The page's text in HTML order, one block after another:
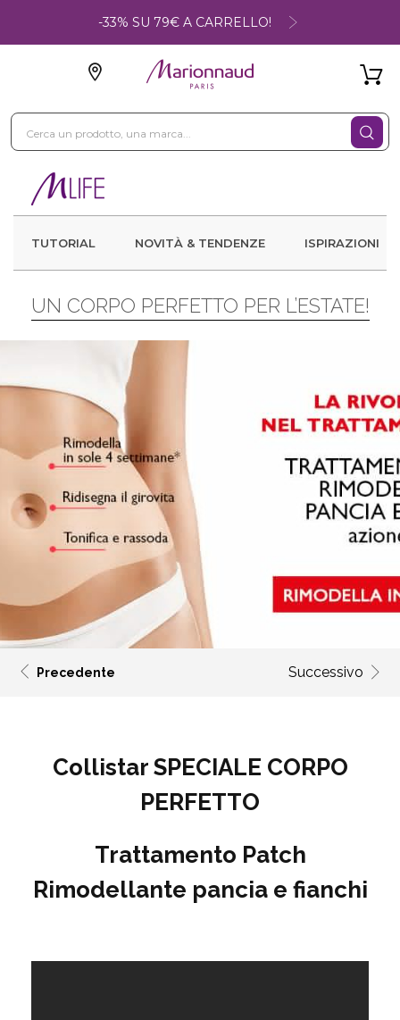
-33% SU 79€ A CARRELLO!
TUTORIAL NOVITÀ & TENDENZE ISPIRAZIONI
UN CORPO PERFETTO PER L’ESTATE!
Precedente Successivo
Collistar SPECIALE CORPO
PERFETTO
Trattamento Patch
Rimodellante pancia e fianchi